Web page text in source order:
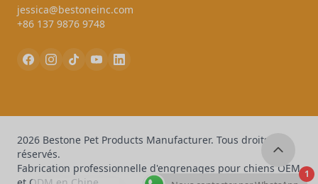
jessica@bestoneinc.com
+86 137 9876 9748
2026 Bestone Pet Products Manufacturer. Tous droits
réservés.
Fabrication professionnelle d'engrenages pour chiens OEM 1